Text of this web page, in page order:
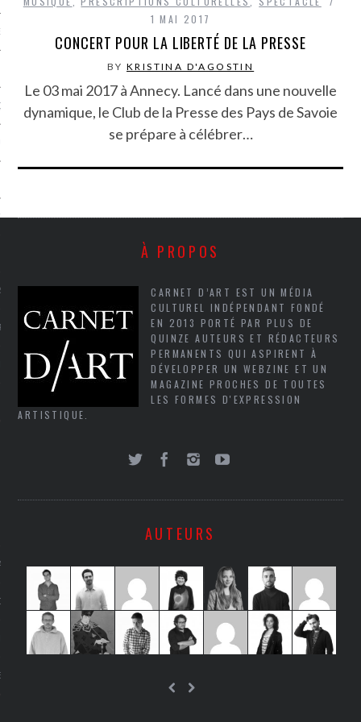
EN VOD
CARAVELLE
PODCAST
1 MAI 2017
CONCERT POUR LA LIBERTÉ DE LA PRESSE
BY KRISTINA D'AGOSTIN
Le 03 mai 2017 à Annecy. Lancé dans une nouvelle
dynamique, le Club de la Presse des Pays de Savoie
se prépare à célébrer…
À PROPOS
CARNET D’ART EST UN MÉDIA
CULTUREL INDÉPENDANT FONDÉ
EN 2013 PORTÉ PAR PLUS DE
QUINZE AUTEURS ET RÉDACTEURS
PERMANENTS QUI ASPIRENT À
DÉVELOPPER UN WEBZINE ET UN
MAGAZINE PROCHES DE TOUTES
LES FORMES D'EXPRESSION
ARTISTIQUE.
AUTEURS